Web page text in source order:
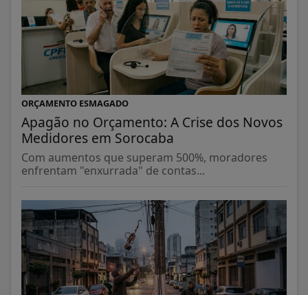
ORÇAMENTO ESMAGADO
Apagão no Orçamento: A Crise dos Novos
Medidores em Sorocaba
Com aumentos que superam 500%, moradores
enfrentam "enxurrada" de contas...